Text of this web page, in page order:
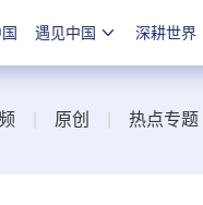
遇见中国 深耕世界
原创 热点专题